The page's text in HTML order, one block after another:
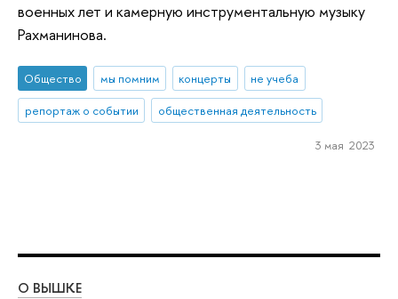
военных лет и камерную инструментальную музыку
Рахманинова.
Общество мы помним концерты
не учеба
репортаж о событии
общественная деятельность
3 мая 2023
О ВЫШКЕ